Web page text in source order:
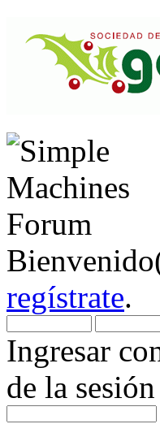
regístrate.
Ingresar
de la sesión